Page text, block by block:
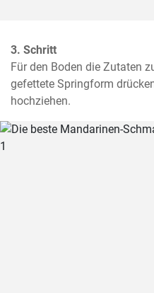
3. Schritt
Für den Boden die Zutaten
gefettete Springform
hochziehen.